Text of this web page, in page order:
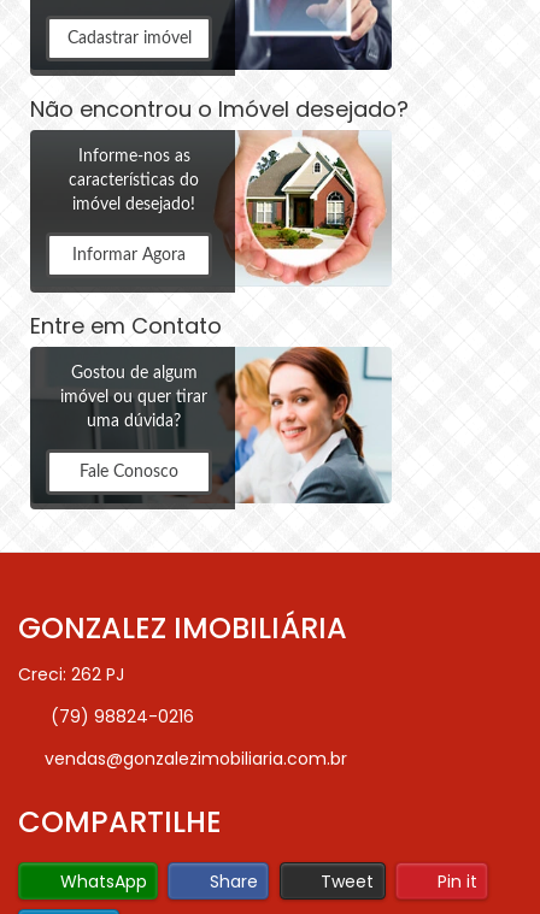
Cadastrar imóvel
Não encontrou o Imóvel desejado?
Informe-nos as
características do
imóvel desejado!
Informar Agora
Entre em Contato
Gostou de algum
imóvel ou quer tirar
uma dúvida?
Fale Conosco
GONZALEZ IMOBILIÁRIA
Creci: 262 PJ
(79) 98824-0216
vendas@gonzalezimobiliaria.com.br
COMPARTILHE
WhatsApp Share Tweet Pin it